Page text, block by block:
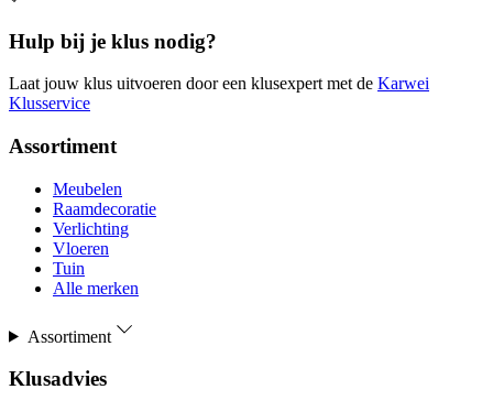
Hulp bij je klus nodig?
Laat jouw klus uitvoeren door een klusexpert met de Karwei
Klusservice
Assortiment
Meubelen
Raamdecoratie
Verlichting
Vloeren
Tuin
Alle merken
Assortiment
Klusadvies